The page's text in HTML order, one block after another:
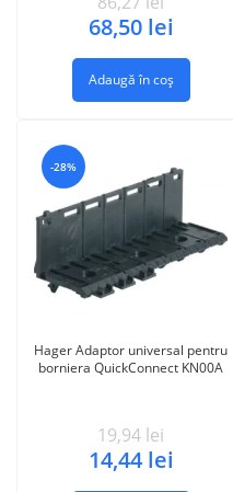
68,50 lei
Adaugă în coș
-28%
Hager Adaptor universal pentru
borniera QuickConnect KN00A
19,94 lei
14,44 lei